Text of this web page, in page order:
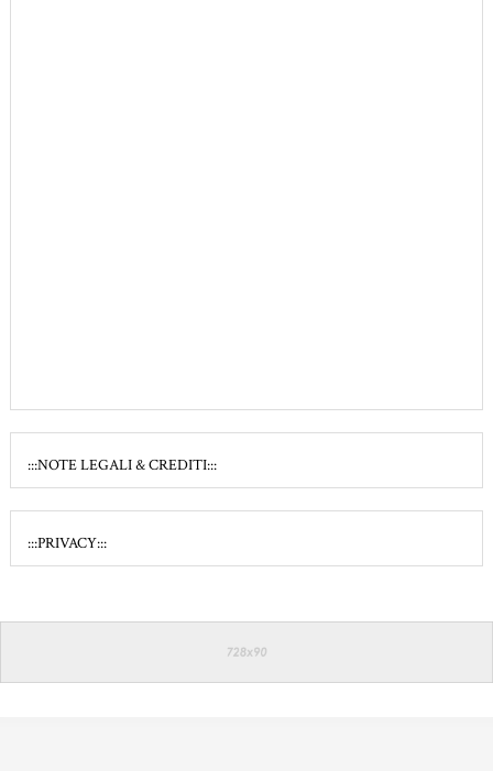
:::NOTE LEGALI & CREDITI:::
:::PRIVACY:::